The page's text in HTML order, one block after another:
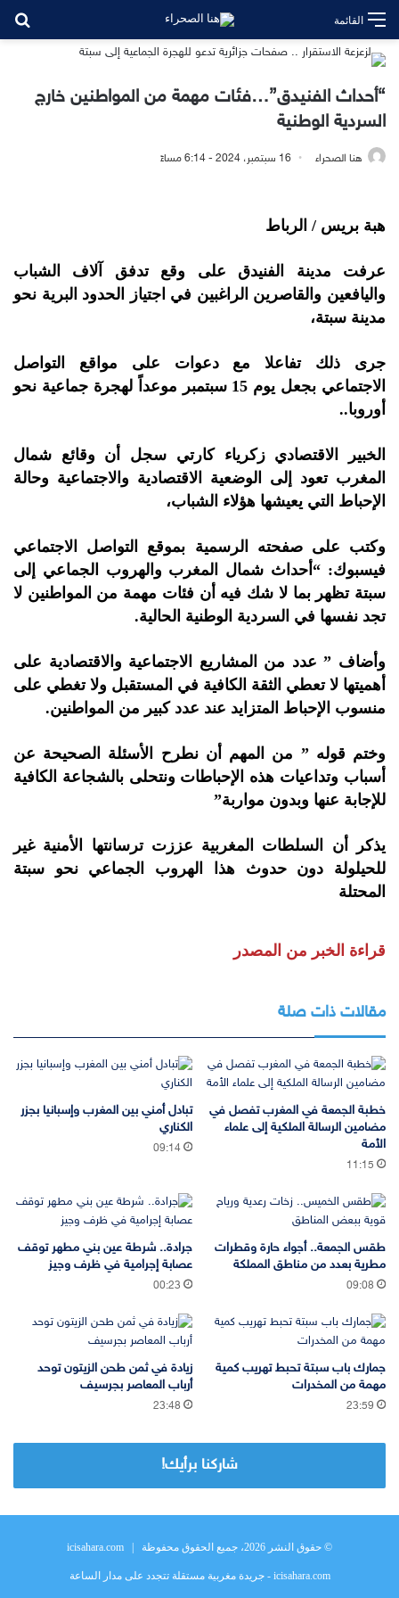
القائمة
“أحداث الفنيدق”…فئات مهمة من المواطنين خارج
السردية الوطنية
هنا الصحراء 16 سبتمبر، 2024 - 6:14 مساءً
هبة بريس / الرباط
عرفت مدينة الفنيدق على وقع تدفق آلاف الشباب
واليافعين والقاصرين الراغبين في اجتياز الحدود البرية نحو
مدينة سبتة،
جرى ذلك تفاعلا مع دعوات على مواقع التواصل
الاجتماعي بجعل يوم 15 سبتمبر موعداً لهجرة جماعية نحو
أوروبا..
الخبير الاقتصادي زكرياء كارتي سجل أن وقائع شمال
المغرب تعود إلى الوضعية الاقتصادية والاجتماعية وحالة
الإحباط التي يعيشها هؤلاء الشباب،
وكتب على صفحته الرسمية بموقع التواصل الاجتماعي
فيسبوك: “أحداث شمال المغرب والهروب الجماعي إلى
سبتة تظهر بما لا شك فيه أن فئات مهمة من المواطنين لا
تجد نفسها في السردية الوطنية الحالية.
وأضاف ” عدد من المشاريع الاجتماعية والاقتصادية على
أهميتها لا تعطي الثقة الكافية في المستقبل ولا تغطي على
منسوب الإحباط المتزايد عند عدد كبير من المواطنين.
وختم قوله ” من المهم أن نطرح الأسئلة الصحيحة عن
أسباب وتداعيات هذه الإحباطات ونتحلى بالشجاعة الكافية
للإجابة عنها وبدون مواربة”
يذكر أن السلطات المغربية عززت ترسانتها الأمنية غير
للحيلولة دون حدوث هذا الهروب الجماعي نحو سبتة
المحتلة
قراءة الخبر من المصدر
مقالات ذات صلة
خطبة الجمعة في المغرب تفصل في
مضامين الرسالة الملكية إلى علماء
الأمة
11:15
تبادل أمني بين المغرب وإسبانيا بجزر
الكناري
09:14
طقس الجمعة.. أجواء حارة وقطرات
مطرية بعدد من مناطق المملكة
09:08
جرادة.. شرطة عين بني مطهر توقف
عصابة إجرامية في ظرف وجيز
00:23
جمارك باب سبتة تحبط تهريب كمية
مهمة من المخدرات
23:59
زيادة في ثمن طحن الزيتون توحد
أرباب المعاصر بجرسيف
23:48
شاركنا برأيك!
© حقوق النشر 2026، جميع الحقوق محفوظة | icisahara.com
icisahara.com - جريدة مغربية مستقلة تتجدد على مدار الساعة